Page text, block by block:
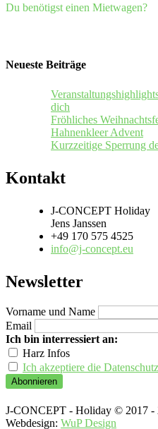
Du benötigst einen Mietwagen?
Neueste Beiträge
dich
Fröhliches
Hahnenkleer Advent
Kurzzeitige Sperrung
Kontakt
J-CONCEPT Holiday
Jens Janssen
+49 170 575 4525
info@j-concept.eu
Newsletter
Vorname und Name
Email
Ich bin interressiert an:
Harz Infos
Ich akzeptiere die
J-CONCEPT - Holiday © 2017 -
Webdesign: WuP Design